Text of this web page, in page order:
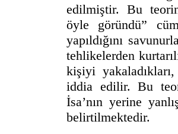
edilmiştir. Bu
öyle göründü”
yapıldığını
tehlikelerden
kişiyi
iddia edilir. Bu
İsa’nın yerine
belirtilmektedir.